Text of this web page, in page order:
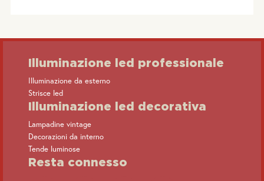
Illuminazione led professionale
Illuminazione da esterno
Strisce led
Illuminazione led decorativa
Lampadine vintage
Decorazioni da interno
Tende luminose
Resta connesso